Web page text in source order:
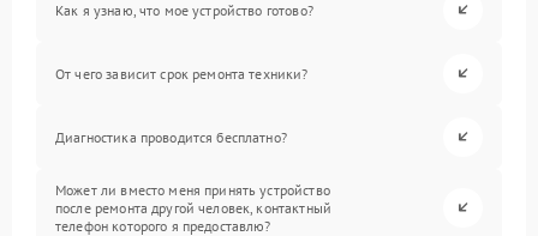
Как я узнаю, что мое устройство готово?
От чего зависит срок ремонта техники?
Диагностика проводится бесплатно?
Может ли вместо меня принять устройство
после ремонта другой человек, контактный
телефон которого я предоставлю?